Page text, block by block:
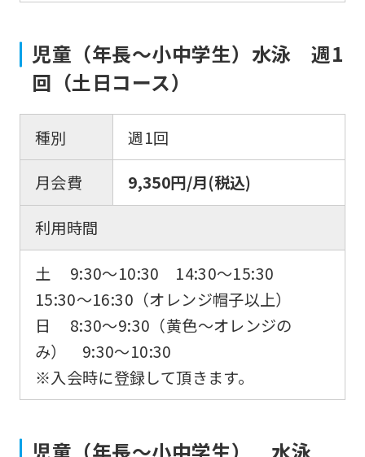
児童（年長〜小中学生）水泳 週1
回（土日コース）
種別
週1回
月会費
9,350円/月(税込)
利用時間
土 9:30〜10:30 14:30〜15:30
15:30〜16:30（オレンジ帽子以上）
日 8:30～9:30（黄色～オレンジの
み） 9:30〜10:30
※入会時に登録して頂きます。
児童（年長〜小中学生） 水泳